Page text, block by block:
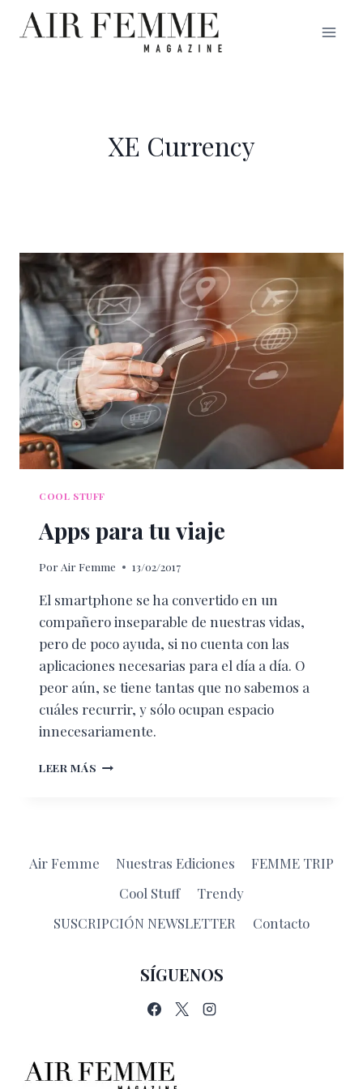
Saltar
XE Currency
COOL STUFF
Apps para tu viaje
Por Air Femme 13/02/2017
El smartphone se ha convertido en un
compañero inseparable de nuestras vidas,
pero de poco ayuda, si no cuenta con las
aplicaciones necesarias para el día a día. O
peor aún, se tiene tantas que no sabemos a
cuáles recurrir, y sólo ocupan espacio
innecesariamente.
LEER MÁS APPS
Air Femme Nuestras Ediciones
FEMME TRIP
Cool Stuff
Trendy
SUSCRIPCIÓN NEWSLETTER
Contacto
SÍGUENOS